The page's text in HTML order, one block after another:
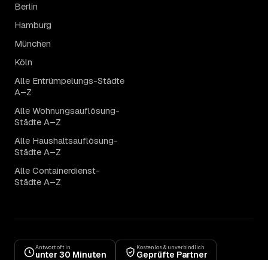
Berlin
Hamburg
München
Köln
Alle Entrümpelungs-Städte
A–Z
Alle Wohnungsauflösung-
Städte A–Z
Alle Haushaltsauflösung-
Städte A–Z
Alle Containerdienst-
Städte A–Z
Antwort oft in
unter 30 Minuten
Kostenlos & unverbindlich
Geprüfte Partner